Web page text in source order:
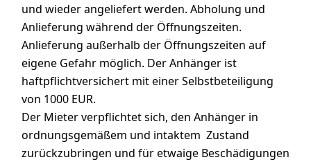
und wieder angeliefert werden. Abholung und
Anlieferung während der Öffnungszeiten.
Anlieferung außerhalb der Öffnungszeiten auf
eigene Gefahr möglich. Der Anhänger ist
haftpflichtversichert mit einer Selbstbeteiligung
von 1000 EUR.
Der Mieter verpflichtet sich, den Anhänger in
ordnungsgemäßem und intaktem Zustand
zurückzubringen und für etwaige Beschädigungen